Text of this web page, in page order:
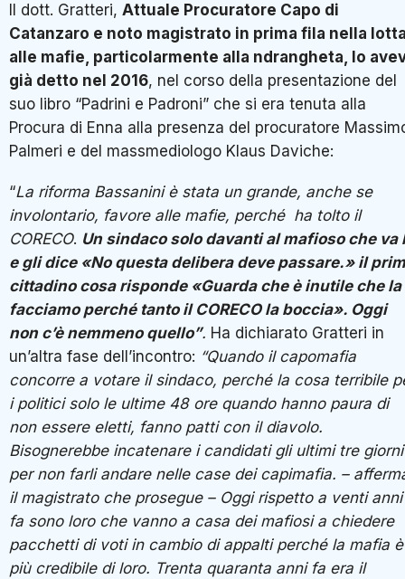
Il dott. Gratteri, Attuale Procuratore Capo di
Catanzaro e noto magistrato in prima fila nella
alle mafie, particolarmente alla ndrangheta, lo
già detto nel 2016, nel corso della presentazione del
suo libro “Padrini e Padroni” che si era tenuta alla
Procura di Enna alla presenza del procuratore
Palmeri e del massmediologo Klaus Daviche:
“La riforma Bassanini è stata un grande, anche se
involontario, favore alle mafie, perché ha tolto il
CORECO. Un sindaco solo davanti al mafioso che va
e gli dice «No questa delibera deve passare.» il
cittadino cosa risponde «Guarda che è inutile che la
facciamo perché tanto il CORECO la boccia». Oggi
non c’è nemmeno quello”. Ha dichiarato Gratteri in
un’altra fase dell’incontro: “Quando il capomafia
concorre a votare il sindaco, perché la cosa terribile
i politici solo le ultime 48 ore quando hanno paura di
non essere eletti, fanno patti con il diavolo.
Bisognerebbe incatenare i candidati gli ultimi tre giorni
per non farli andare nelle case dei capimafia. –
il magistrato che prosegue – Oggi rispetto a venti anni
fa sono loro che vanno a casa dei mafiosi a chiedere
pacchetti di voti in cambio di appalti perché la mafia è
più credibile di loro. Trenta quaranta anni fa era il